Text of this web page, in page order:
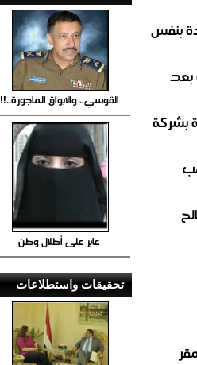
بنفس
بعد
بشركة
القوسي.. والابواق الماجورة..!!
عابر على أطلال وطن
تحقيقات واستطلاعات